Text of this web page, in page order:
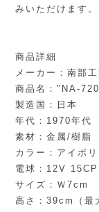
みいただけます。
商品詳細
メーカー：南部工
商品名："NA-
製造国：日本
年代：1970年代
素材：金属/樹脂
カラー：アイボリ
電球：12V 15CP
サイズ：Ｗ7cm
高さ：39cm（最